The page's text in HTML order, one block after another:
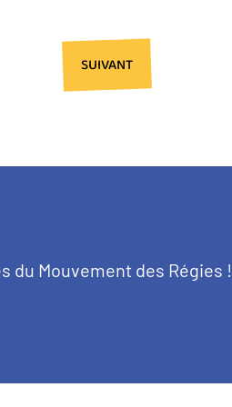
PAGE
SUIVANT
du Mouvement des Régies !